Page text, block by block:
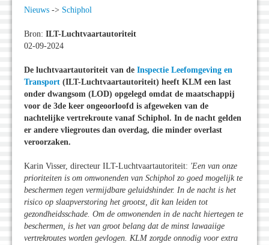
Nieuws -> Schiphol
Bron: ILT-Luchtvaartautoriteit
02-09-2024
De luchtvaartautoriteit van de Inspectie Leefomgeving en
Transport (ILT-Luchtvaartautoriteit) heeft KLM een last
onder dwangsom (LOD) opgelegd omdat de maatschappij
voor de 3de keer ongeoorloofd is afgeweken van de
nachtelijke vertrekroute vanaf Schiphol. In de nacht gelden
er andere vliegroutes dan overdag, die minder overlast
veroorzaken.
Karin Visser, directeur ILT-Luchtvaartautoriteit: 'Een van onze
prioriteiten is om omwonenden van Schiphol zo goed mogelijk te
beschermen tegen vermijdbare geluidshinder. In de nacht is het
risico op slaapverstoring het grootst, dit kan leiden tot
gezondheidsschade. Om de omwonenden in de nacht hiertegen te
beschermen, is het van groot belang dat de minst lawaaiige
vertrekroutes worden gevlogen. KLM zorgde onnodig voor extra